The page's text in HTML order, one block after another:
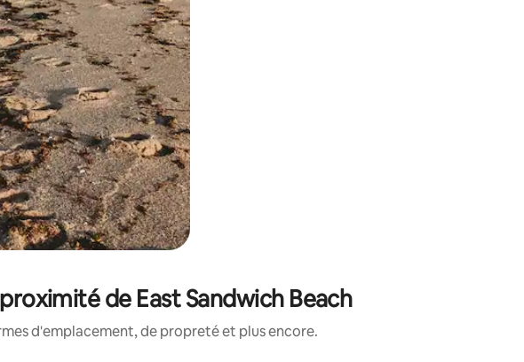
de East Sandwich Beach
d'emplacement, de propreté et plus encore.